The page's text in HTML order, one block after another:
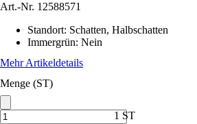
Art.-Nr. 12588571
Standort: Schatten, Halbschatten
Immergrün: Nein
Mehr Artikeldetails
Menge (ST)
1 ST